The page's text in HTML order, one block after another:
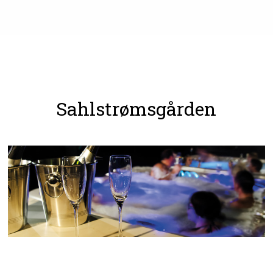
Sahlstrømsgården